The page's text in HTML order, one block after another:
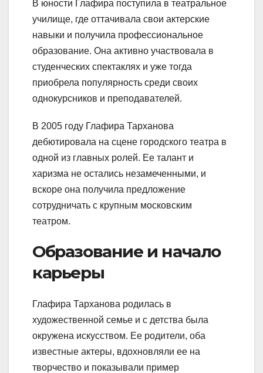
В юности Глафира поступила в театральное
училище, где оттачивала свои актерские
навыки и получила профессиональное
образование. Она активно участвовала в
студенческих спектаклях и уже тогда
приобрела популярность среди своих
однокурсников и преподавателей.
В 2005 году Глафира Тарханова
дебютировала на сцене городского театра в
одной из главных ролей. Ее талант и
харизма не остались незамеченными, и
вскоре она получила предложение
сотрудничать с крупным московским
театром.
Образование и начало
карьеры
Глафира Тарханова родилась в
художественной семье и с детства была
окружена искусством. Ее родители, оба
известные актеры, вдохновляли ее на
творчество и показывали пример